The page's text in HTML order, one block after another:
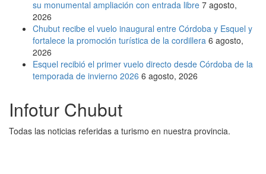
su monumental ampliación con entrada libre 7 agosto,
2026
Chubut recibe el vuelo inaugural entre Córdoba y Esquel y
fortalece la promoción turística de la cordillera 6 agosto,
2026
Esquel recibió el primer vuelo directo desde Córdoba de la
temporada de invierno 2026 6 agosto, 2026
Infotur Chubut
Todas las noticias referidas a turismo en nuestra provincia.